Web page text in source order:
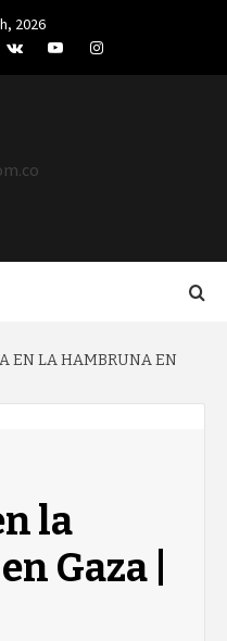
2026
VK YouTubeInstagram
EN LA HAMBRUNA EN
la
Gaza |